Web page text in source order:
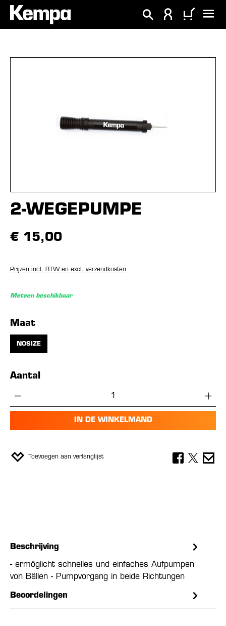
2-WEGEPUMPE
€ 15,00
Prijzen incl. BTW en excl. verzendkosten
Meteen beschikbaar
Selecteer
Maat
NOSIZE
Aantal
Producthoeveelheid: Voer de gewenste
IN DE WINKELMAND
Toevoegen aan verlanglijst
Beschrijving
- ermöglicht schnelles und einfaches Aufpumpen
von Bällen - Pumpvorgang in beide Richtungen
Beoordelingen